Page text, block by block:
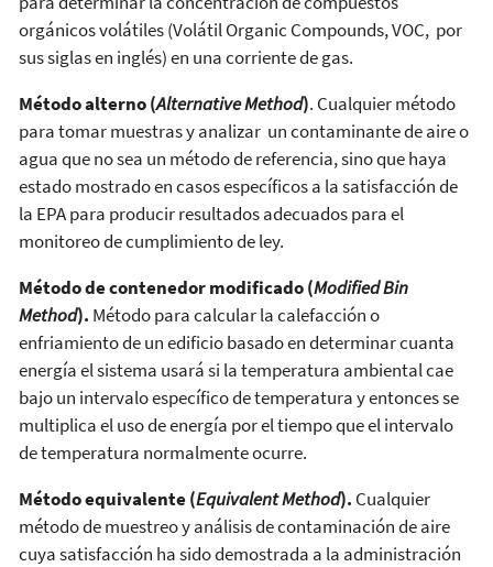
orgánicos volátiles (Volátil Organic Compounds, VOC, por
sus siglas en inglés) en una corriente de gas.
Método alterno (Alternative Method). Cualquier método
para tomar muestras y analizar un contaminante de aire o
agua que no sea un método de referencia, sino que haya
estado mostrado en casos específicos a la satisfacción de
la EPA para producir resultados adecuados para el
monitoreo de cumplimiento de ley.
Método de contenedor modificado (Modified Bin
Method). Método para calcular la calefacción o
enfriamiento de un edificio basado en determinar cuanta
energía el sistema usará si la temperatura ambiental cae
bajo un intervalo específico de temperatura y entonces se
multiplica el uso de energía por el tiempo que el intervalo
de temperatura normalmente ocurre.
Método equivalente (Equivalent Method). Cualquier
método de muestreo y análisis de contaminación de aire
cuya satisfacción ha sido demostrada a la administración